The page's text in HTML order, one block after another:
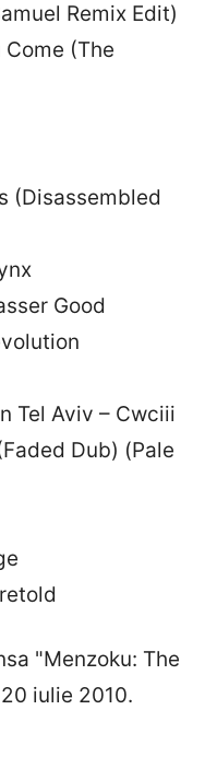
Remix Edit)
Come (The
(Disassembled
Good
Tel Aviv – Cwciii
Dub) (Pale
"Menzoku: The
iulie 2010.